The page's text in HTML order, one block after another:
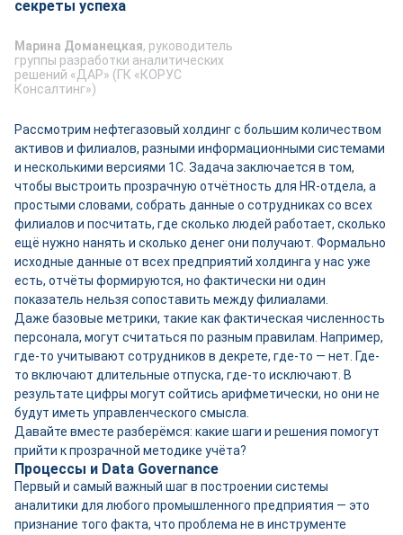
секреты успеха
Марина Доманецкая, руководитель
группы разработки аналитических
решений «ДАР» (ГК «КОРУС
Консалтинг»)
Рассмотрим нефтегазовый холдинг с большим количеством
активов и филиалов, разными информационными системами
и несколькими версиями 1С. Задача заключается в том,
чтобы выстроить прозрачную отчётность для HR-отдела, а
простыми словами, собрать данные о сотрудниках со всех
филиалов и посчитать, где сколько людей работает, сколько
ещё нужно нанять и сколько денег они получают. Формально
исходные данные от всех предприятий холдинга у нас уже
есть, отчёты формируются, но фактически ни один
показатель нельзя сопоставить между филиалами.
Даже базовые метрики, такие как фактическая численность
персонала, могут считаться по разным правилам. Например,
где-то учитывают сотрудников в декрете, где-то — нет. Где-
то включают длительные отпуска, где-то исключают. В
результате цифры могут сойтись арифметически, но они не
будут иметь управленческого смысла.
Давайте вместе разберёмся: какие шаги и решения помогут
прийти к прозрачной методике учёта?
Процессы и Data Governance
Первый и самый важный шаг в построении системы
аналитики для любого промышленного предприятия — это
признание того факта, что проблема не в инструменте